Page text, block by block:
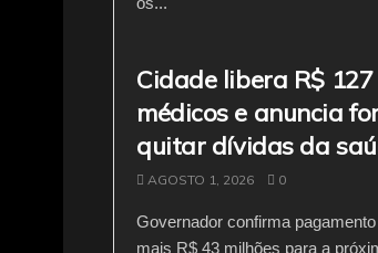
Cidade libera R$
médicos e anuncia
quitar dívidas da
AGOSTO 1, 2026 0
Governador confirma
mais R$ 43 milhões para a